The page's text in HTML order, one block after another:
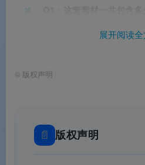
A：共包含3枚独立唱歌等级图
A：唱见精灵为入门级，象征
展开阅读
© 版权声明
📄 版权声明